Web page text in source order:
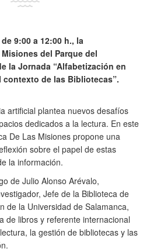
9:00 a 12:00 h., la
del Parque del
la Jornada “Alfabetización en
de las Bibliotecas”.
artificial plantea nuevos desafíos
dedicados a la lectura. En este
De Las Misiones propone una
sobre el papel de estas
la información.
de Julio Alonso Arévalo,
Jefe de la Biblioteca de
de la Universidad de Salamanca,
de libros y referente internacional
la gestión de bibliotecas y las